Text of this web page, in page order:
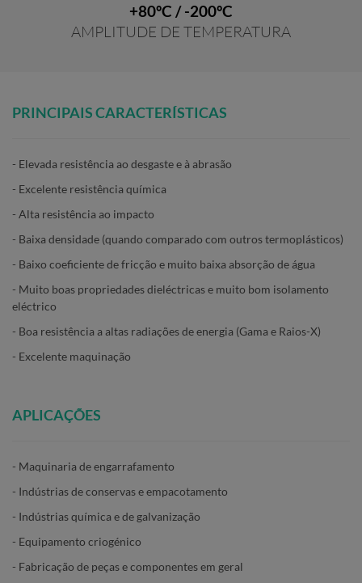
+80ºC / -200ºC
AMPLITUDE DE TEMPERATURA
PRINCIPAIS CARACTERÍSTICAS
- Elevada resistência ao desgaste e à abrasão
- Excelente resistência química
- Alta resistência ao impacto
- Baixa densidade (quando comparado com outros termoplásticos)
- Baixo coeficiente de fricção e muito baixa absorção de água
- Muito boas propriedades dieléctricas e muito bom isolamento
eléctrico
- Boa resistência a altas radiações de energia (Gama e Raios-X)
- Excelente maquinação
APLICAÇÕES
- Maquinaria de engarrafamento
- Indústrias de conservas e empacotamento
- Indústrias química e de galvanização
- Equipamento criogénico
- Fabricação de peças e componentes em geral